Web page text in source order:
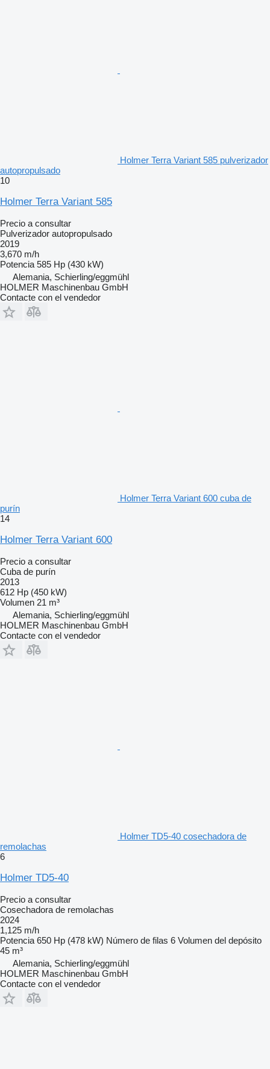
Holmer Terra Variant 585 pulverizador
autopropulsado
10
Holmer Terra Variant 585
Precio a consultar
Pulverizador autopropulsado
2019
3,670 m/h
Potencia 585 Hp (430 kW)
Alemania, Schierling/eggmühl
HOLMER Maschinenbau GmbH
Contacte con el vendedor
Holmer Terra Variant 600 cuba de
purín
14
Holmer Terra Variant 600
Precio a consultar
Cuba de purín
2013
612 Hp (450 kW)
Volumen 21 m³
Alemania, Schierling/eggmühl
HOLMER Maschinenbau GmbH
Contacte con el vendedor
Holmer TD5-40 cosechadora de
remolachas
6
Holmer TD5-40
Precio a consultar
Cosechadora de remolachas
2024
1,125 m/h
Potencia 650 Hp (478 kW) Número de filas 6 Volumen del depósito
45 m³
Alemania, Schierling/eggmühl
HOLMER Maschinenbau GmbH
Contacte con el vendedor